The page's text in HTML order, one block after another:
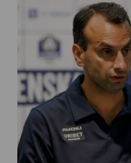
0
2
6